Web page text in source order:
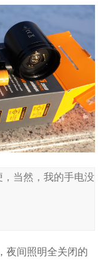
当然，我的手电没
夜间照明全关闭的